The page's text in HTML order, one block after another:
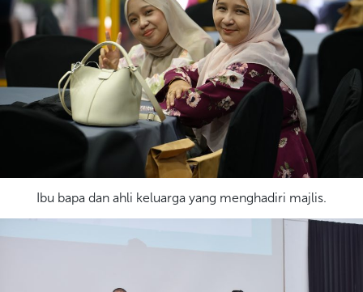
Ibu bapa dan ahli keluarga yang menghadiri majlis.